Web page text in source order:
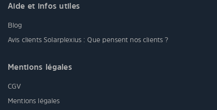
Aide et infos utiles
Blog
Avis clients Solarplexius : Que pensent nos clients ?
Mentions légales
CGV
Mentions légales